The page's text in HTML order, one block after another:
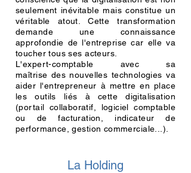
seulement inévitable mais constitue un
véritable atout . Cette transformation
demande une connaissance
approfondie de l'entreprise car elle va
toucher tous ses acteurs.
L'expert-comptable avec sa
maîtrise des nouvelles technologies va
aider l'entrepreneur à mettre en place
les outils liés à cette digitalisation
(portail collaboratif, logiciel comptable
ou de facturation, indicateur de
performance, gestion commerciale...).
La Holding